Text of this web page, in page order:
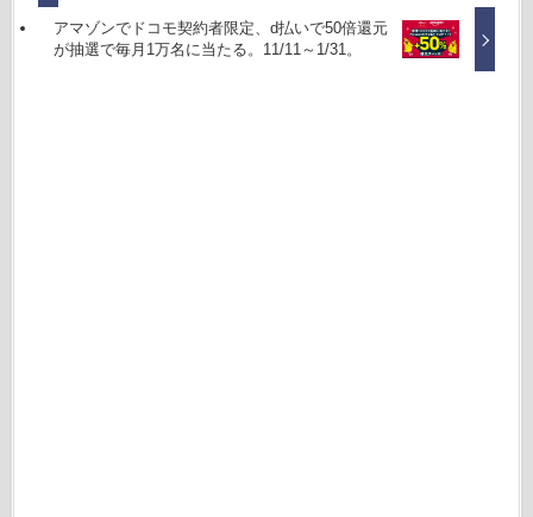
アマゾンでドコモ契約者限定、d払いで50倍還元
が抽選で毎月1万名に当たる。11/11～1/31。